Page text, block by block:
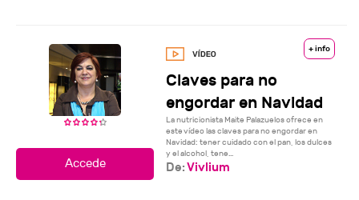
+ info
Claves para no
engordar en Navidad
La nutricionista Maite Palazuelos ofrece en
este vídeo las claves para no engordar en
Navidad: tener cuidado con el pan, los dulces
y el alcohol, tene...
De:Vivlium